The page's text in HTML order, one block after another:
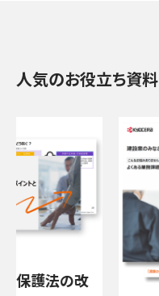
人気のお役立ち資料
護法の改